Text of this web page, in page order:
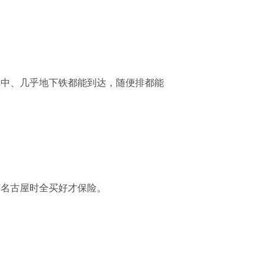
、几乎地下铁都能到达，随便排都能
古屋时全买好才保险。